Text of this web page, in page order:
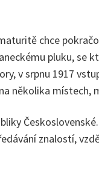
chce
pluku,
v srpnu 1917
několika místech,
znalostí,